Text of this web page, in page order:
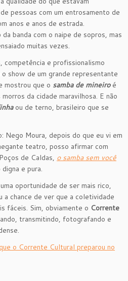
pessoas com um entrosamento de
anos e anos de estrada.
banda com o naipe de sopros, mas
muitas vezes.
competência e profissionalismo
show de um grande representante
mostrou que o samba de mineiroé
da cidade maravilhosa. E não
ou de terno, brasileiro que se
Nego Moura, depois do que eu vi em
teatro, posso afirmar com
de Caldas, o samba sem você
e pura.
oportunidade de ser mais rico,
chance de ver que a coletividade
fáceis. Sim, obviamente o Corrente
transmitindo, fotografando e
o Corrente Cultural preparou no